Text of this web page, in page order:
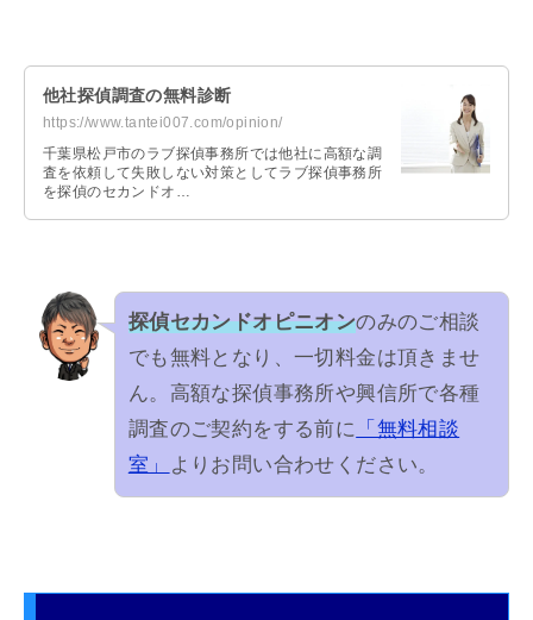
他社探偵調査の無料診断
https://www.tantei007.com/opinion/
千葉県松戸市のラブ探偵事務所では他社に高額な調
査を依頼して失敗しない対策としてラブ探偵事務所
を探偵のセカンドオ…
探偵セカンドオピニオンのみのご相談
でも無料となり、一切料金は頂きませ
ん。高額な探偵事務所や興信所で各種
調査のご契約をする前に 「無料相談
室」
よりお問い合わせください。